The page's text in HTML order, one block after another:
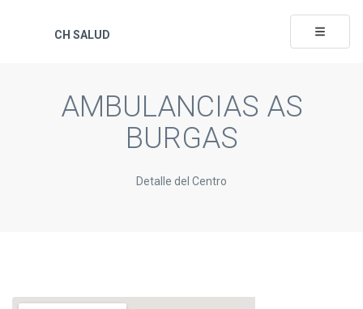
Toggle
CH SALUD
AMBULANCIAS AS
BURGAS
Detalle del Centro